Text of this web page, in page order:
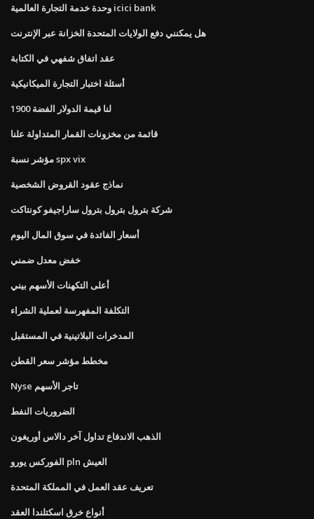
وحدة خدمة التجارة العالمية icici bank
هل يمكنني دفع الولايات المتحدة الخزانة عبر الإنترنت
عقد اتفاق شفهي في الكتابة
أسئلة اختبار التجارة الميكانيكية
1900 لنا قيمة الدولار الفضة
قائمة من مخزونات القمار المتداولة علنا
مؤشر نسبة spx vix
نماذج عقود القروض الشخصية
شركة بترول بترول بترول ساراجيفو كونتاكت
أسعار الفائدة في سوق المال اليوم
خفض معدل ضمني
أعلى التكهنات الأسهم بيني
التكلفة المفهرسة لعملية الشراء
المدخرات البلاتينية في المستقبل
مخطط مؤشر سعر القطن
Nyse تاجر الأسهم
الضروريات النفط
الذهب الاندفاع تداول آخر دالاس أوريغون
الفوركس يورو pln العيش
تعريف عقد العمل في المملكة المتحدة
أنواع خرق اسكتلندا العقد